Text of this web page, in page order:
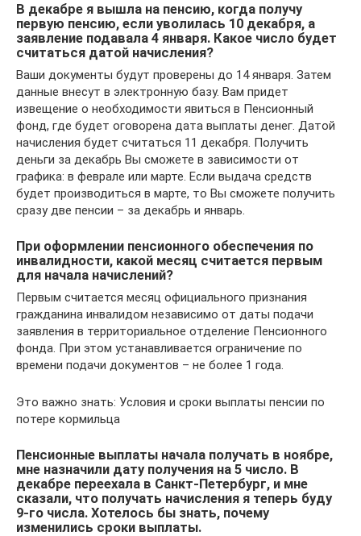
В декабре я вышла на пенсию, когда получу
первую пенсию, если уволилась 10 декабря, а
заявление подавала 4 января. Какое число будет
считаться датой начисления?
Ваши документы будут проверены до 14 января. Затем
данные внесут в электронную базу. Вам придет
извещение о необходимости явиться в Пенсионный
фонд, где будет оговорена дата выплаты денег. Датой
начисления будет считаться 11 декабря. Получить
деньги за декабрь Вы сможете в зависимости от
графика: в феврале или марте. Если выдача средств
будет производиться в марте, то Вы сможете получить
сразу две пенсии – за декабрь и январь.
При оформлении пенсионного обеспечения по
инвалидности, какой месяц считается первым
для начала начислений?
Первым считается месяц официального признания
гражданина инвалидом независимо от даты подачи
заявления в территориальное отделение Пенсионного
фонда. При этом устанавливается ограничение по
времени подачи документов – не более 1 года.
Это важно знать: Условия и сроки выплаты пенсии по
потере кормильца
Пенсионные выплаты начала получать в ноябре,
мне назначили дату получения на 5 число. В
декабре переехала в Санкт-Петербург, и мне
сказали, что получать начисления я теперь буду
9-го числа. Хотелось бы знать, почему
изменились сроки выплаты.